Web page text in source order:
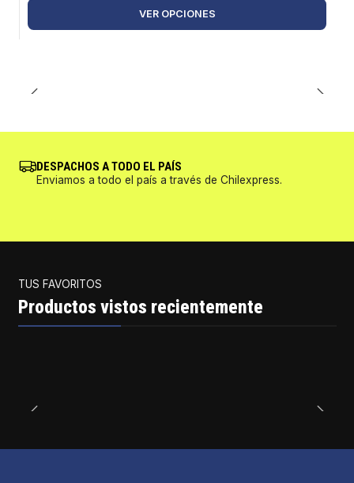
VER OPCIONES
DESPACHOS A TODO EL PAÍS
Enviamos a todo el país a través de Chilexpress.
TUS FAVORITOS
Productos vistos recientemente